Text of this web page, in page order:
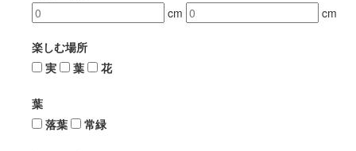
cm
cm
楽しむ場所
実
葉 花
葉
落葉
常緑